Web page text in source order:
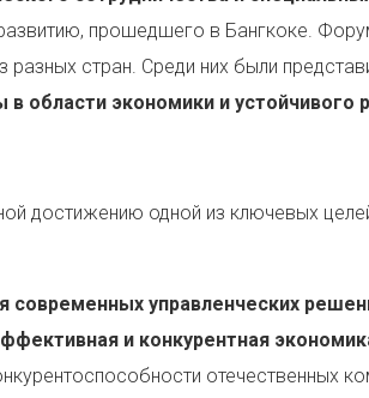
прошедшего в Бангкоке.
разных стран. Среди них были
области экономики и устойчивого
достижению одной из ключевых
управленческих
и конкурентная
отечественных